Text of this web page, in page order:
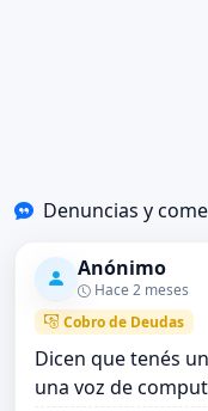
Denuncias y
Anónimo
Hace 2 meses
Cobro de Deudas
Dicen que tenés
una voz de